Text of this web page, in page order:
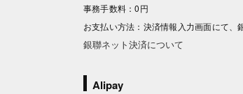
事務手数料：0円
お支払い方法：決済情報入力画面にて、
銀聯ネット決済について
Alipay